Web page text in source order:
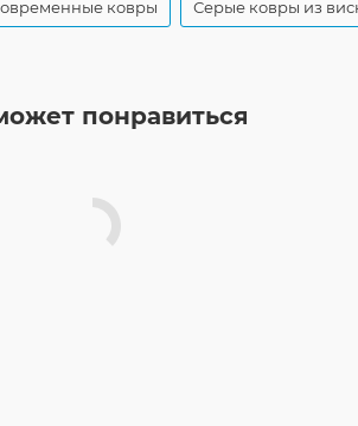
ковры Серые ковры из
понравиться